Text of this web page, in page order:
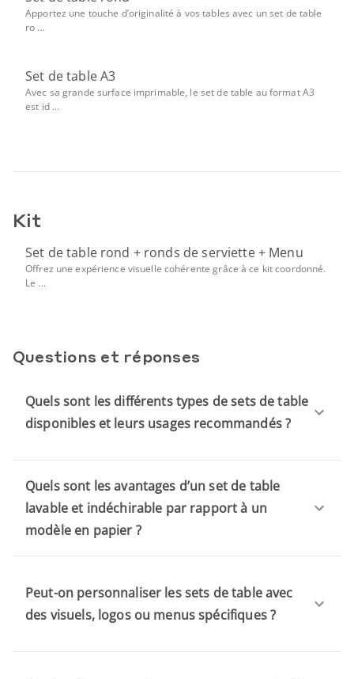
Apportez une touche d’originalité à vos tables avec un set de table
ro ...
Set de table A3
Avec sa grande surface imprimable, le set de table au format A3
est id ...
Kit
Set de table rond + ronds de serviette + Menu
Offrez une expérience visuelle cohérente grâce à ce kit coordonné.
Le ...
Questions et réponses
Quels sont les différents types de sets de table
disponibles et leurs usages recommandés ?
Quels sont les avantages d’un set de table
lavable et indéchirable par rapport à un
modèle en papier ?
Peut-on personnaliser les sets de table avec
des visuels, logos ou menus spécifiques ?